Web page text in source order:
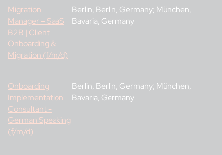
Migration
Manager – SaaS
B2B | Client
Onboarding &
Migration (f/m/d)
Berlin, Berlin, Germany; München,
Bavaria, Germany
Onboarding
Implementation
Consultant -
German Speaking
(f/m/d)
Berlin, Berlin, Germany; München,
Bavaria, Germany